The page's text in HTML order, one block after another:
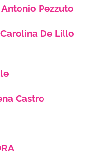
Antonio Pezzuto
Carolina De Lillo
Castro